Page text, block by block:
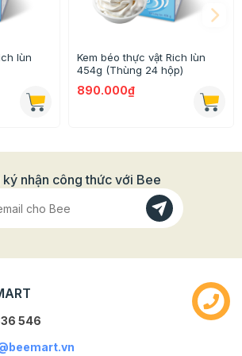
trong bao bì carton nhiều lớp, bên trong có lớp
tiết
lùn
Kem béo thực vật Rich lùn
454g (Thùng 24 hộp)
890.000₫
nhận công thức với Bee
546